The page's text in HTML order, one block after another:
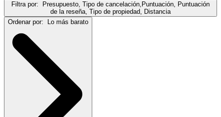
Filtra por:
Presupuesto, Tipo de cancelación,Puntuación, Puntuación
de la reseña, Tipo de propiedad, Distancia
Ordenar por:
Lo más barato